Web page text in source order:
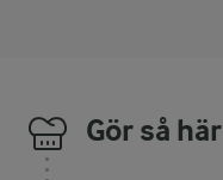
Gör så här